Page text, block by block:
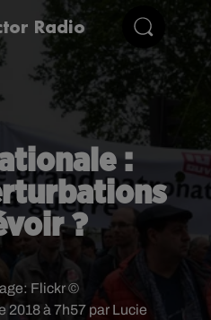
Radio
:
?
2018 à 7h57 par Lucie
Flickr ©